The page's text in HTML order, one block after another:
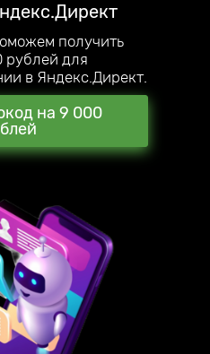
получить
рублей для
в Яндекс.Директ.
на 9 000